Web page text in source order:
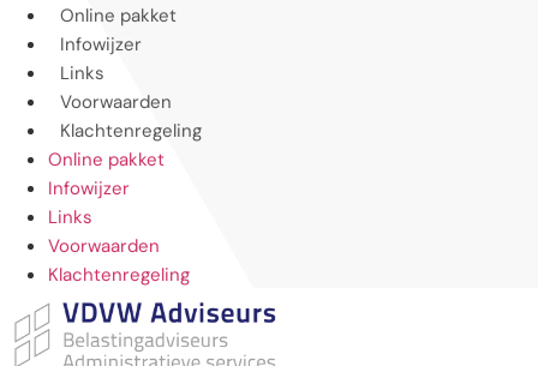
naar
inhoud
Online pakket
Infowijzer
Links
Voorwaarden
Klachtenregeling
Online pakket
Infowijzer
Links
Voorwaarden
Klachtenregeling